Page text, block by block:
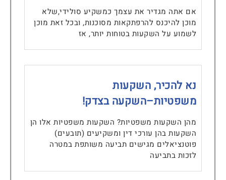
אם אתה מגדיר את עצמך כמשקיע סולידי,שלא
מוכן להיכנס להרפתקאות מסוכנות, ובכל זאת מוכן
לשמוע על השקעות בטוחות יותר, אז
נא להכיר, השקעות
משפטיות–השקעה בצדק!
מהן השקעות משפטיות? השקעות משפטיות אלו הן
השקעות בהן עורכי דין ומשקיעים (תובעים)
פוטנציאלים מגישים תביעה משותפת במטרה
לזכות בתביעה